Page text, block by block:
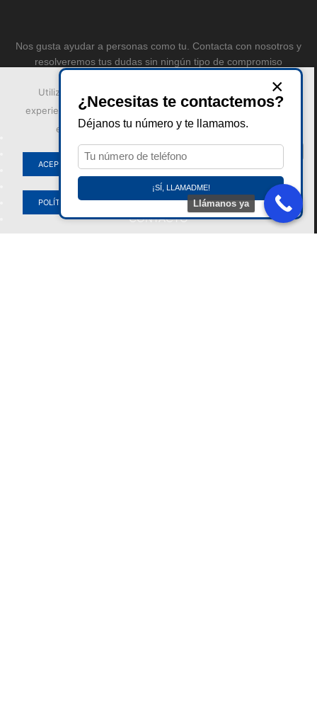
Nos gusta ayudar a personas como tu. Contacta con nosotros y
resolveremos tus dudas sin ningún tipo de compromiso
Nosotros
AGENCIA REALE
ASISTENCIA
RED TALLERES
BLOG
CONTACTO
×
¿Necesitas te contactemos?
Déjanos tu número y te llamamos.
¡SÍ, LLAMADME!
Llámanos ya
Utilizamos cookies para asegurar que damos la mejor
experiencia al usuario en nuestra web. Si sigues utilizando
este sitio asumiremos que estás de acuerdo.
ACEPTAR
POLÍTICA DE PRIVACIDAD